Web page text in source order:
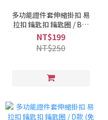
多功能證件套伸縮掛扣 易
拉扣 鑰匙扣 鑰匙圈 / B款
(免費客製化)
NT$199
NT$250